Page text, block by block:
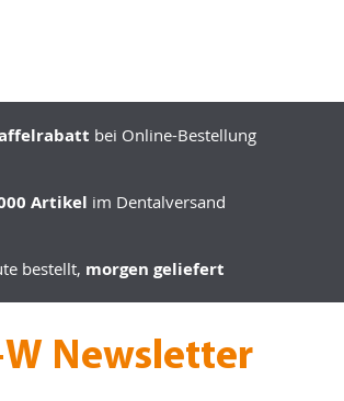
bei Online-Bestellung
Artikel im Dentalversand
bestellt, morgen geliefert
Newsletter